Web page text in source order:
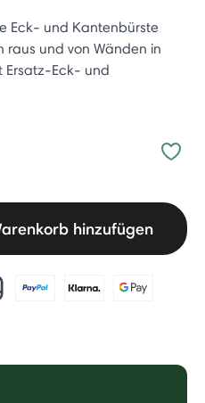
Eck- und Kantenbürste
raus und von Wänden in
Ersatz-Eck- und
hinzufügen